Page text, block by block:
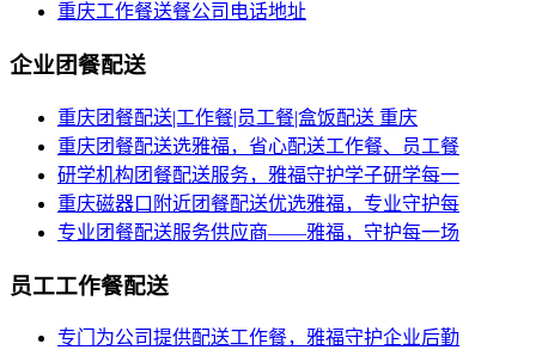
重庆工作餐送餐公司电话地址
企业团餐配送
重庆团餐配送|工作餐|员工餐|盒饭配送 重庆
重庆团餐配送选雅福，省心配送工作餐、员工餐
研学机构团餐配送服务，雅福守护学子研学每一
重庆磁器口附近团餐配送优选雅福，专业守护每
专业团餐配送服务供应商——雅福，守护每一场
员工工作餐配送
专门为公司提供配送工作餐，雅福守护企业后勤